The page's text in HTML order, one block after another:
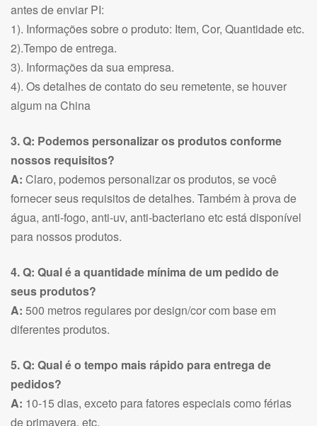
antes de enviar PI:
1). Informações sobre o produto: Item, Cor, Quantidade etc.
2).Tempo de entrega.
3). Informações da sua empresa.
4). Os detalhes de contato do seu remetente, se houver
algum na China
3. Q: Podemos personalizar os produtos conforme
nossos requisitos?
A: Claro, podemos personalizar os produtos, se você
fornecer seus requisitos de detalhes. Também à prova de
água, anti-fogo, anti-uv, anti-bacteriano etc está disponível
para nossos produtos.
4. Q: Qual é a quantidade mínima de um pedido de
seus produtos?
A: 500 metros regulares por design/cor com base em
diferentes produtos.
5. Q: Qual é o tempo mais rápido para entrega de
pedidos?
A: 10-15 dias, exceto para fatores especiais como férias
de primavera, etc.